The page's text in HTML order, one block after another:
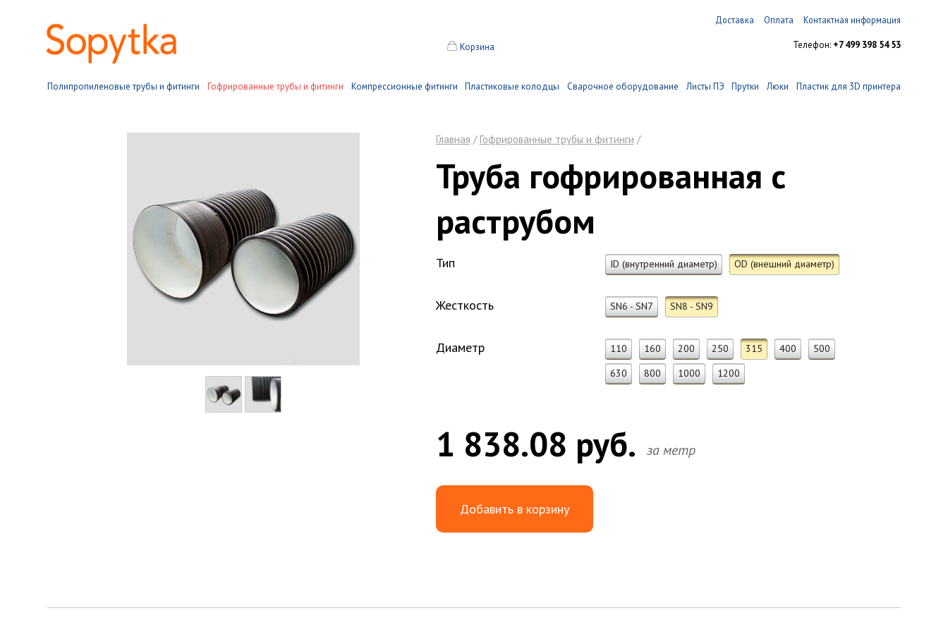
Контактная информация
Оплата
Доставка
Корзина Телефон: +7 499 398 54 53
Полипропиленовые трубы и фитинги Гофрированные трубы и фитинги Компрессионные фитинги Пластиковые колодцы Сварочное оборудование Листы ПЭ Прутки Люки Пластик для 3D принтера
Главная / Гофрированные трубы и фитинги /
Труба гофрированная с
раструбом
Тип ID (внутренний диаметр) OD (внешний диаметр)
Жесткость SN6 - SN7 SN8 - SN9
Диаметр 110 160 200 250 315 400
500
630
800 1000 1200
1 838.08 руб. за метр
Добавить в корзину